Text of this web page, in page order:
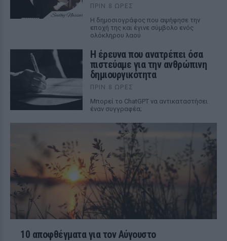
ΠΡΙΝ 8 ΏΡΕΣ
Η δημοσιογράφος που αψήφησε την
εποχή της και έγινε σύμβολο ενός
ολόκληρου λαού
Η έρευνα που ανατρέπει όσα
πιστεύαμε για την ανθρώπινη
δημιουργικότητα
ΠΡΙΝ 8 ΏΡΕΣ
Mπορεί το ChatGPT να αντικαταστήσει
έναν συγγραφέα;
10 αποφθέγματα για τον Αύγουστο